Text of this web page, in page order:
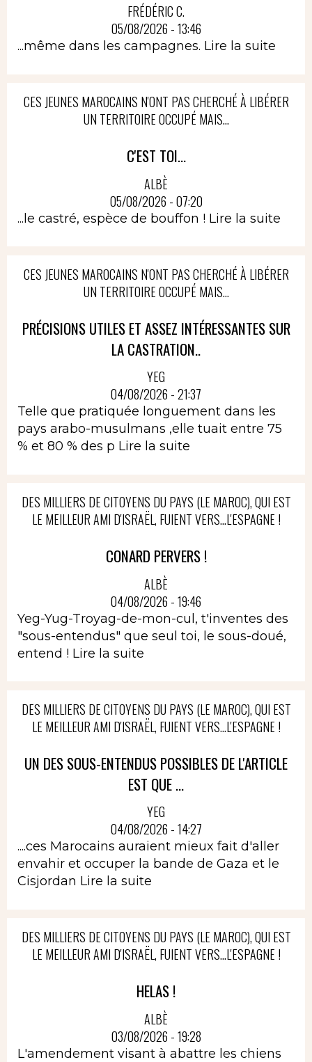
FRÉDÉRIC C.
05/08/2026 - 13:46
...même dans les campagnes. Lire la suite
CES JEUNES MAROCAINS N'ONT PAS CHERCHÉ À LIBÉRER
UN TERRITOIRE OCCUPÉ MAIS...
C'EST TOI...
ALBÈ
05/08/2026 - 07:20
...le castré, espèce de bouffon ! Lire la suite
CES JEUNES MAROCAINS N'ONT PAS CHERCHÉ À LIBÉRER
UN TERRITOIRE OCCUPÉ MAIS...
PRÉCISIONS UTILES ET ASSEZ INTÉRESSANTES SUR
LA CASTRATION..
YEG
04/08/2026 - 21:37
Telle que pratiquée longuement dans les
pays arabo-musulmans ,elle tuait entre 75
% et 80 % des p Lire la suite
DES MILLIERS DE CITOYENS DU PAYS (LE MAROC), QUI EST
LE MEILLEUR AMI D'ISRAËL, FUIENT VERS...L'ESPAGNE !
CONARD PERVERS !
ALBÈ
04/08/2026 - 19:46
Yeg-Yug-Troyag-de-mon-cul, t'inventes des
"sous-entendus" que seul toi, le sous-doué,
entend ! Lire la suite
DES MILLIERS DE CITOYENS DU PAYS (LE MAROC), QUI EST
LE MEILLEUR AMI D'ISRAËL, FUIENT VERS...L'ESPAGNE !
UN DES SOUS-ENTENDUS POSSIBLES DE L'ARTICLE
EST QUE ...
YEG
04/08/2026 - 14:27
....ces Marocains auraient mieux fait d'aller
envahir et occuper la bande de Gaza et le
Cisjordan Lire la suite
DES MILLIERS DE CITOYENS DU PAYS (LE MAROC), QUI EST
LE MEILLEUR AMI D'ISRAËL, FUIENT VERS...L'ESPAGNE !
HELAS !
ALBÈ
03/08/2026 - 19:28
L'amendement visant à abattre les chiens